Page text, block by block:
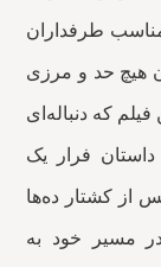
طرفداران
هیچ حد و مرزی
که دنباله‌ای
داستان فرار یک
از کشتار ده‌ها
مسیر خود به